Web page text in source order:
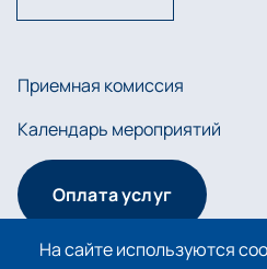
На сайте используются
Приемная комиссия
Календарь мероприятий
Оплата услуг